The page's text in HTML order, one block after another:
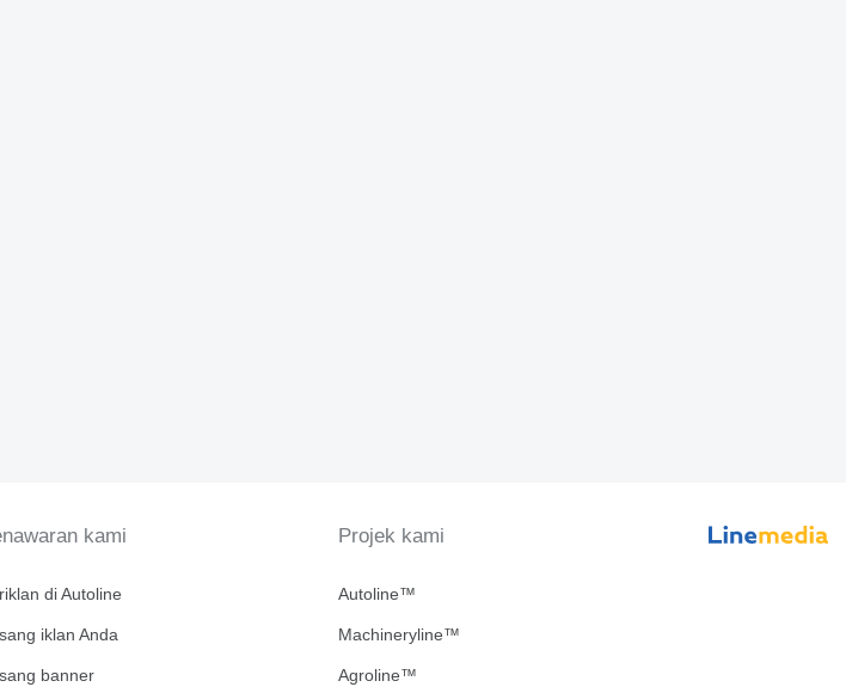
kami
di Autoline
iklan Anda
banner
Projek kami
Autoline™
Machineryline™
Agroline™